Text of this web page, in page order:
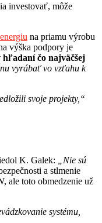
investovať, môže
na priamu výrobu
výška podpory je
hľadaní čo najväčšej
vyrábať vo vzťahu k
svoje projekty,“
K. Galek:
„Nie sú
a stlmenie
ale toto obmedzenie už
systému,